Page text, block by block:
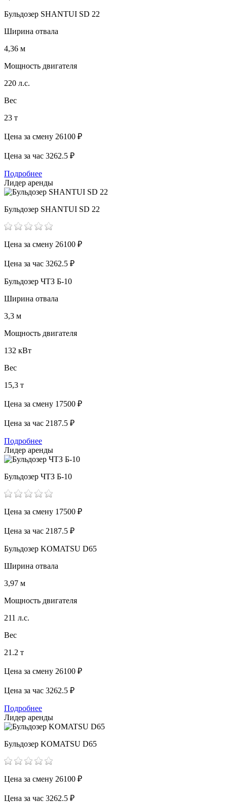
Бульдозер SHANTUI SD 22
Ширина отвала
4,36 м
Мощность двигателя
220 л.с.
Вес
23 т
Цена за смену 26100 ₽
Цена за час 3262.5 ₽
Подробнее
Лидер аренды
Бульдозер SHANTUI SD 22
Цена за смену 26100 ₽
Цена за час 3262.5 ₽
Бульдозер ЧТЗ Б-10
Ширина отвала
3,3 м
Мощность двигателя
132 кВт
Вес
15,3 т
Цена за смену 17500 ₽
Цена за час 2187.5 ₽
Подробнее
Лидер аренды
Бульдозер ЧТЗ Б-10
Цена за смену 17500 ₽
Цена за час 2187.5 ₽
Бульдозер KOMATSU D65
Ширина отвала
3,97 м
Мощность двигателя
211 л.с.
Вес
21.2 т
Цена за смену 26100 ₽
Цена за час 3262.5 ₽
Подробнее
Лидер аренды
Бульдозер KOMATSU D65
Цена за смену 26100 ₽
Цена за час 3262.5 ₽